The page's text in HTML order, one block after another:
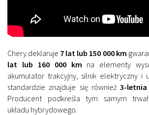
Chery deklaruje 7 lat lub 150 000 km
lat lub 160 000 km na elementy
akumulator trakcyjny, silnik elektryczny i
standardzie znajduje się również3-
Producent podkreśla tym samym
układu hybrydowego.